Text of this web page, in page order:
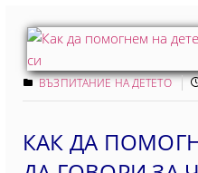
ВЪЗПИТАНИЕ НА ДЕТЕТО
КАК ДА